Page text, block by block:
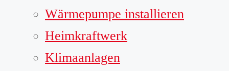
Wärmepumpe installieren
Heimkraftwerk
Klimaanlagen